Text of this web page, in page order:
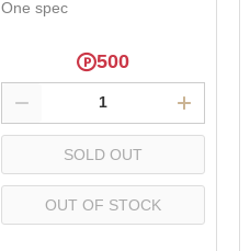
One spec
500
SOLD OUT
OUT OF STOCK